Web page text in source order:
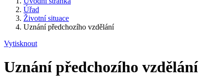
Úřad
Životní situace
Uznání předchozího vzdělání
Vytisknout
Uznání předchozího vzdělání